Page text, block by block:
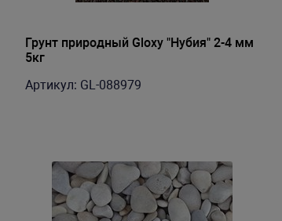
Грунт природный Gloxy "Нубия" 2-4 мм
5кг
Артикул: GL-088979